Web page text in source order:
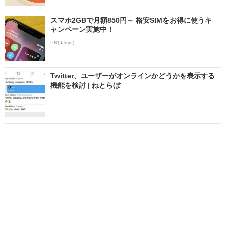
スマホ2GBで月額850円～ 格安SIMをお得に使うキ
ャンペーン実施中！
PR(IIJmio)
Twitter、ユーザーがオンラインかどうかを表示する
機能を検討 | ねとらぼ